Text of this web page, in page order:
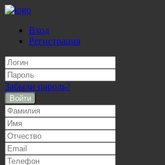
Вход
Регистрация
Забыли пароль?
Войти